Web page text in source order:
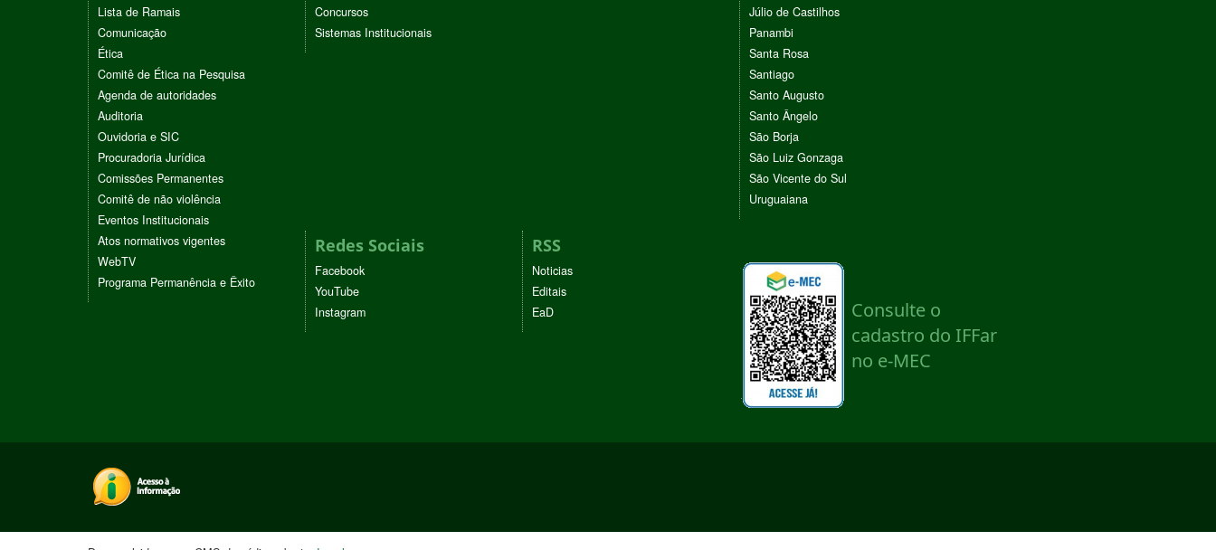
Lista de Ramais
Comunicação
Ética
Comitê de Ética na Pesquisa
Agenda de autoridades
Auditoria
Ouvidoria e SIC
Procuradoria Jurídica
Comissões Permanentes
Comitê de não violência
Eventos Institucionais
Atos normativos vigentes
WebTV
Programa Permanência e Êxito
Concursos
Sistemas Institucionais
Júlio de Castilhos
Panambi
Santa Rosa
Santiago
Santo Augusto
Santo Ângelo
São Borja
São Luiz Gonzaga
São Vicente do Sul
Uruguaiana
Redes Sociais
Facebook
YouTube
Instagram
RSS
Noticias
Editais
EaD